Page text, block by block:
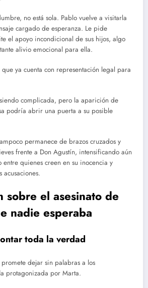
no está sola. Pablo vuelve a visitarla
cargado de esperanza. Le pide
el apoyo incondicional de sus hijos, algo
alivio emocional para ella.
ya cuenta con representación legal para
complicada, pero la aparición de
podría abrir una puerta a su posible
permanece de brazos cruzados y
frente a Don Agustín, intensificando aún
entre quienes creen en su inocencia y
acusaciones.
sobre el asesinato de
nadie esperaba
toda la verdad
dejar sin palabras a los
protagonizada por Marta.